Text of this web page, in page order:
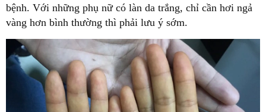
bệnh. Với những phụ nữ có làn da trắng, chỉ cần hơi ngả
vàng hơn bình thường thì phải lưu ý sớm.